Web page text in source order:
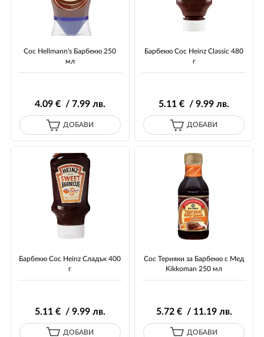
Сос Hellmann's Барбекю 250
мл
4.09€ / 7.99лв.
ДОБАВИ
Барбекю Сос Heinz Classic 480
г
5.11 € / 9.99 лв.
ДОБАВИ
Барбекю Сос Heinz Сладък 400
г
5.11€ / 9.99лв.
ДОБАВИ
Сос Терияки за Барбекю с Мед
Kikkoman 250 мл
5.72€ / 11.19лв.
ДОБАВИ